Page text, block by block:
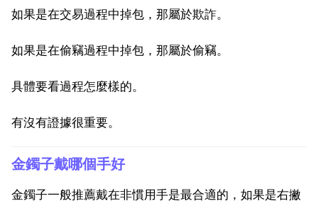
如果是在交易過程中掉包，那屬於欺詐。
如果是在偷竊過程中掉包，那屬於偷竊。
具體要看過程怎麼樣的。
有沒有證據很重要。
金鐲子戴哪個手好
金鐲子一般推薦戴在非慣用手是最合適的，如果是右撇